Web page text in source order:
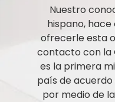
Nuestro
hispano,
ofrecerle esta
contacto con la
es la primera
país de
por medio de